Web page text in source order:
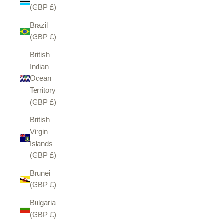
(GBP £)
Brazil
(GBP £)
British
Indian
Ocean
Territory
(GBP £)
British
Virgin
Islands
(GBP £)
Brunei
(GBP £)
Bulgaria
(GBP £)